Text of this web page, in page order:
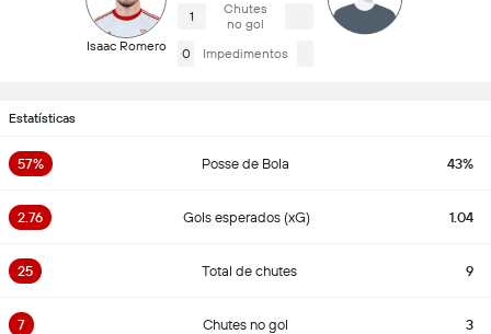
Isaac Romero
1
Chutes
no gol
0
Impedimentos
Estatísticas
57% Posse de Bola 43%
2.76 Gols esperados (xG) 1.04
25 Total de chutes 9
7 Chutes no gol 3